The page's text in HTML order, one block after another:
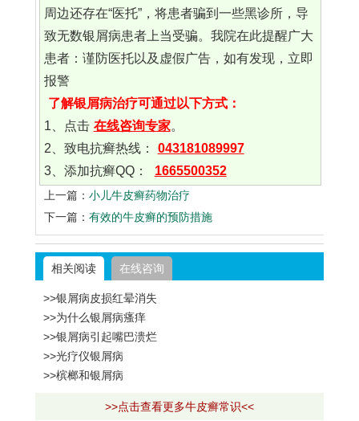
周边还存在“医托”，将患者骗到一些黑诊所，导
致无数银屑病患者上当受骗。我院在此提醒广大
患者：谨防医托以及虚假广告，如有发现，立即
报警
了解银屑病治疗可通过以下方式：
1、点击 在线咨询专家。
2、致电抗癣热线：
043181089997
3、添加抗癣QQ：
1665500352
上一篇： 小儿牛皮癣药物治疗
下一篇： 有效的牛皮癣的预防措施
相关阅读 在线咨询
>>银屑病皮损红晕消失
>>为什么银屑病瘙痒
>>银屑病引起嘴巴溃烂
>>光疗仪银屑病
>>槟榔和银屑病
>>点击查看更多牛皮癣常识<<